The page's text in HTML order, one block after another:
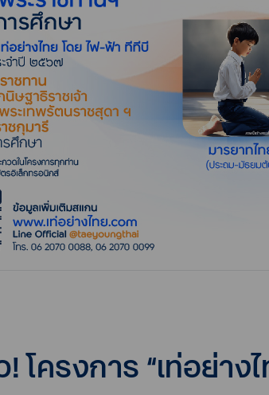
โครงการ “เท่อย่า